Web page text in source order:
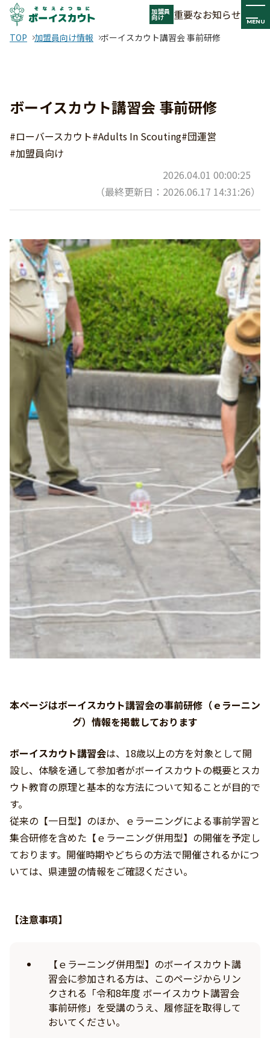
加盟員
向け 重要なお知らせ MENU
TOP 加盟員向け情報 ボーイスカウト講習会 事前研修
ボーイスカウト講習会 事前研修
#ローバースカウト#Adults In Scouting#団運営
#加盟員向け
2026.04.01 00:00:25
（最終更新日：2026.06.17 14:31:26）
本ページはボーイスカウト講習会の事前研修（ｅラーニン
グ）情報を掲載しております
ボーイスカウト講習会は、18歳以上の方を対象として開
設し、体験を通して参加者がボーイスカウトの概要とスカ
ウト教育の原理と基本的な方法について知ることが目的で
す。
従来の【一日型】のほか、ｅラーニングによる事前学習と
集合研修を含めた【ｅラーニング併用型】の開催を予定し
ております。開催時期やどちらの方法で開催されるかにつ
いては、県連盟の情報をご確認ください。
【注意事項】
【ｅラーニング併用型】のボーイスカウト講
習会に参加される方は、このページからリン
クされる「令和8年度 ボーイスカウト講習会
事前研修」を受講のうえ、履修証を取得して
おいてください。